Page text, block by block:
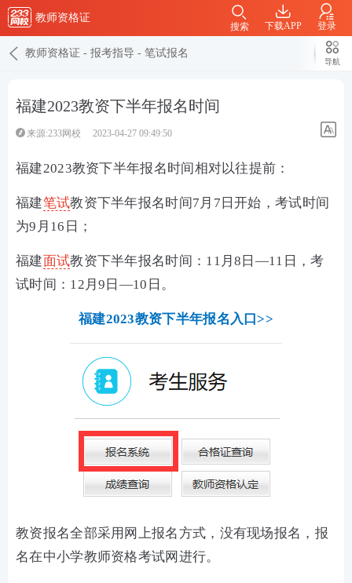
教师资格证
下载APP 登录
搜索
教师资格证 - 报考指导 - 笔试报名
导航
福建2023教资下半年报名时间
来源:233网校 2023-04-27 09:49:50
福建2023教资下半年报名时间相对以往提前：
福建笔试教资下半年报名时间7月7日开始，考试时间
为9月16日；
福建面试教资下半年报名时间：11月8日—11日，考
试时间：12月9日—10日。
福建2023教资下半年报名入口>>
教资报名全部采用网上报名方式，没有现场报名，报
名在中小学教师资格考试网进行。